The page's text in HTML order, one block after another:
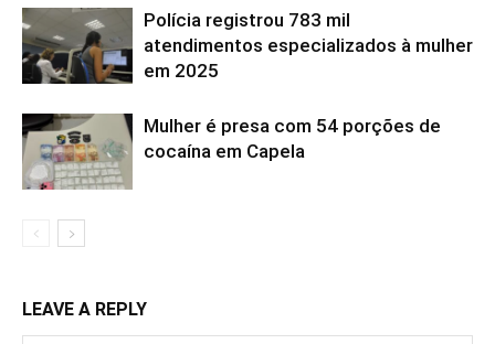
Polícia registrou 783 mil
atendimentos especializados à mulher
em 2025
Mulher é presa com 54 porções de
cocaína em Capela
LEAVE A REPLY